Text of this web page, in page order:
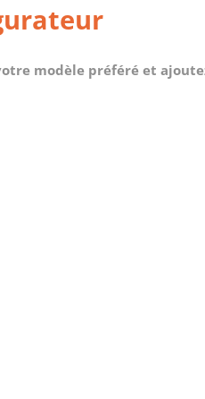
modèle préféré et